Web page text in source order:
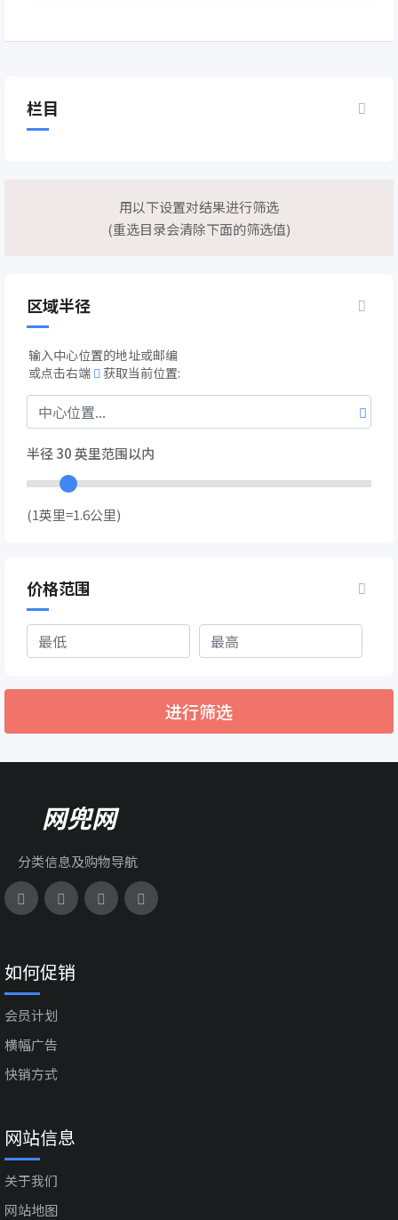
栏目
用以下设置对结果进行筛选
(重选目录会清除下面的筛选值)
区域半径
输入中心位置的地址或邮编
或点击右端
获取当前位置:
半径30英里范围以内
(1英里=1.6公里)
价格范围
进行筛选
网兜网
分类信息及购物导航
如何促销
会员计划
横幅广告
快销方式
网站信息
关于我们
网站地图